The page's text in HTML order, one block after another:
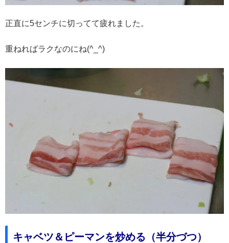
正直に5センチに切ってて疲れました。
重ねればラクなのにね(^_^)
キャベツ＆ピーマンを炒める（半分づつ）